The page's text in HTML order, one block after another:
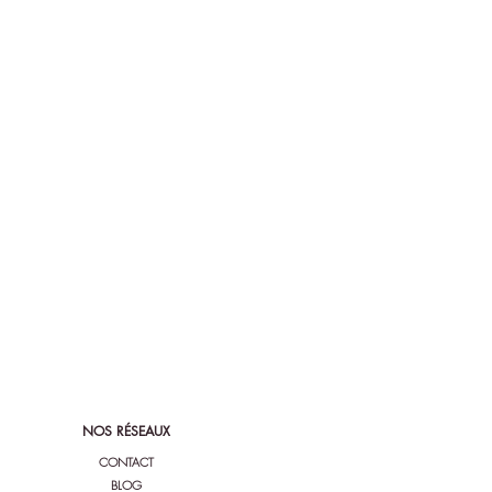
NOS RÉSEAUX
CONTACT
BLOG